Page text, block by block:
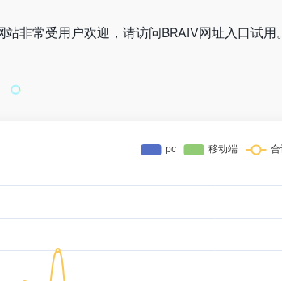
站非常受用户欢迎，请访问BRAIV网址入口试用。